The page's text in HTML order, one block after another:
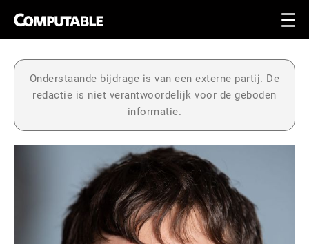
Onderstaande bijdrage is van een externe partij. De
redactie is niet verantwoordelijk voor de geboden
informatie.